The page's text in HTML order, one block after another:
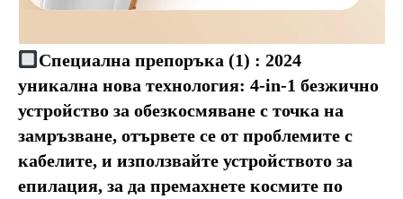
Специална препоръка (1) : 2024
уникална нова технология: 4-in-1 безжично
устройство за обезкосмяване с точка на
замръзване, отървете се от проблемите с
кабелите, и използвайте устройството за
епилация, за да премахнете космите по